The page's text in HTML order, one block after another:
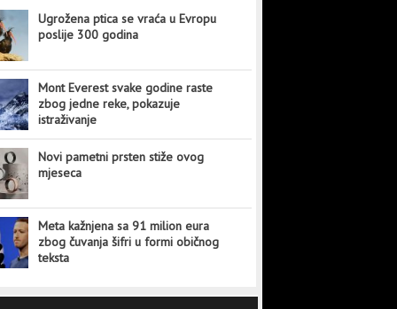
Ugrožena ptica se vraća u Evropu
poslije 300 godina
Mont Everest svake godine raste
zbog jedne reke, pokazuje
istraživanje
Novi pametni prsten stiže ovog
mjeseca
Meta kažnjena sa 91 milion eura
zbog čuvanja šifri u formi običnog
teksta